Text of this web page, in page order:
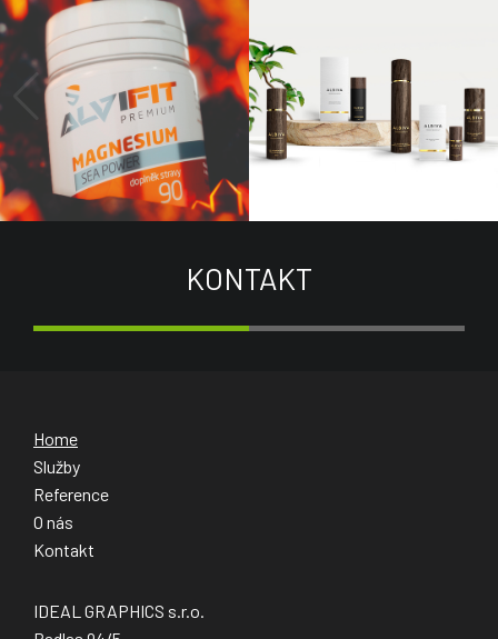
KONTAKT
Home
Služby
Reference
O nás
Kontakt
IDEAL GRAPHICS s.r.o.